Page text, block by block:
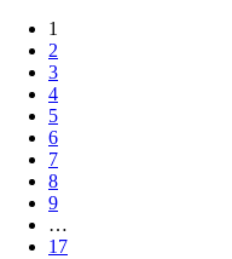
1
2
3
4
5
6
7
8
9
…
17